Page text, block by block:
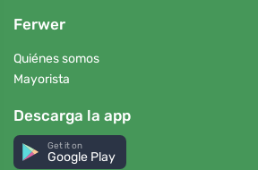
Ferwer
Quiénes somos
Mayorista
Descarga la app
Get it on
Google Play